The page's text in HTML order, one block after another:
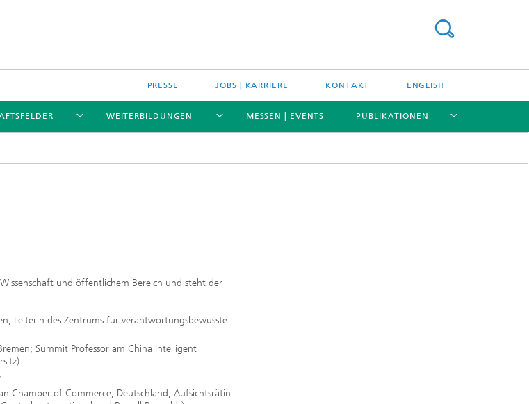
PRESSE JOBS | KARRIERE KONTAKT ENGLISH
WEITERBILDUNGEN MESSEN | EVENTS PUBLIKATIONEN
und öffentlichem Bereich und steht der
Leiterin des Zentrums für verantwortungsbewusste
Summit Professor am China Intelligent
Chamber of Commerce, Deutschland; Aufsichtsrätin